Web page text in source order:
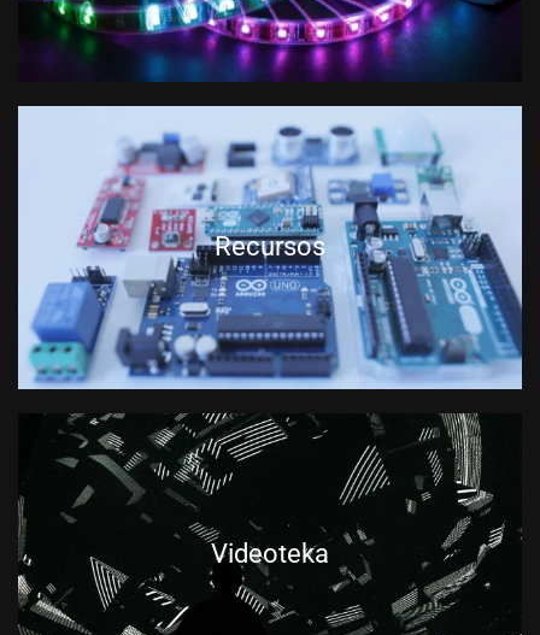
Recursos
Videoteka